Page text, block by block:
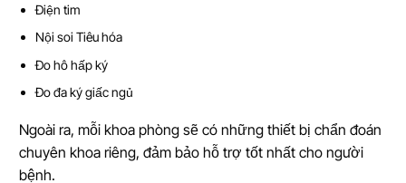
Điện tim
Nội soi Tiêu hóa
Đo hô hấp ký
Đo đa ký giấc ngủ
Ngoài ra, mỗi khoa phòng sẽ có những thiết bị chẩn đoán
chuyên khoa riêng, đảm bảo hỗ trợ tốt nhất cho người
bệnh.